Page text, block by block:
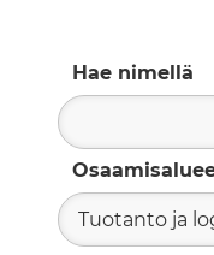
Hae nimellä
Tuotanto ja